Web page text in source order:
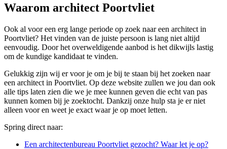
Waarom architect Poortvliet
Ook al voor een erg lange periode op zoek naar een architect in
Poortvliet? Het vinden van de juiste persoon is lang niet altijd
eenvoudig. Door het overweldigende aanbod is het dikwijls lastig
om de kundige kandidaat te vinden.
Gelukkig zijn wij er voor je om je bij te staan bij het zoeken naar
een architect in Poortvliet. Op deze website zullen we jou dan ook
alle tips laten zien die we je mee kunnen geven die echt van pas
kunnen komen bij je zoektocht. Dankzij onze hulp sta je er niet
alleen voor en weet je exact waar je op moet letten.
Spring direct naar:
Een architectenbureau Poortvliet gezocht? Waar let je op?